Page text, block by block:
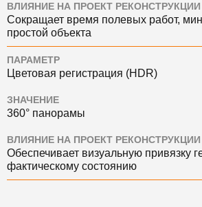
ВЛИЯНИЕ НА ПРОЕКТ РЕКОНСТРУКЦИИ
Сокращает время полевых работ,
простой объекта
ПАРАМЕТР
Цветовая регистрация (HDR)
ЗНАЧЕНИЕ
360° панорамы
ВЛИЯНИЕ НА ПРОЕКТ РЕКОНСТРУКЦИИ
Обеспечивает визуальную привязку
фактическому состоянию